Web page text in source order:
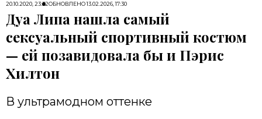
20.10.2020, 23:32ОБНОВЛЕНО13.02.2026, 17:30
Дуа Липа нашла самый
сексуальный спортивный костюм
— ей позавидовала бы и Пэрис
Хилтон
В ультрамодном оттенке